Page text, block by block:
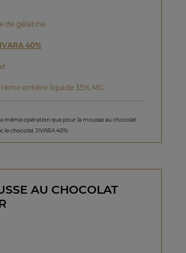
de gélatine
40%
entière liquide 35% MG
même opération que pour la mousse au chocolat
le chocolat JIVARA 40%
AU CHOCOLAT